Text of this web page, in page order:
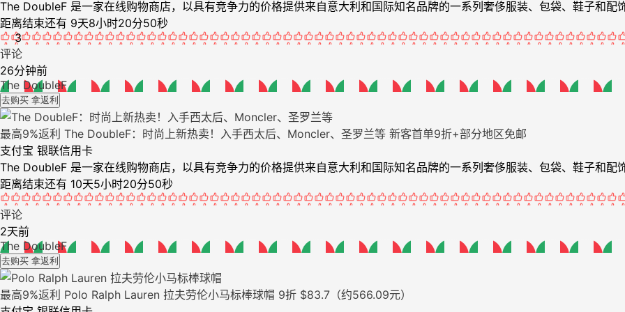
The DoubleF 是一家在线购物商店，以具有竞争力的价格提供来自意大利和国际知名品牌的一系列奢侈服装、包袋、鞋子和配饰
距离结束还有 9天8小时20分50秒
3
评论
26分钟前
The DoubleF
去购买 拿返利
最高9%返利 The DoubleF：时尚上新热卖！入手西太后、Moncler、圣罗兰等 新客首单9折+部分地区免邮
支付宝 银联信用卡
The DoubleF 是一家在线购物商店，以具有竞争力的价格提供来自意大利和国际知名品牌的一系列奢侈服装、包袋、鞋子和配饰
距离结束还有 10天5小时20分50秒
评论
2天前
The DoubleF
去购买 拿返利
最高9%返利 Polo Ralph Lauren 拉夫劳伦小马标棒球帽 9折 $83.7（约566.09元）